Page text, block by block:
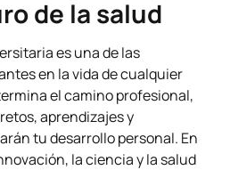
de la salud
es una de las
en la vida de cualquier
el camino profesional,
aprendizajes y
tu desarrollo personal. En
la ciencia y la salud